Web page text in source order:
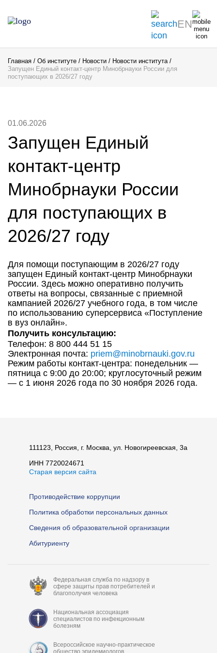
EN
Главная Об институте Новости
Новости института
Запущен Единый контакт-центр Минобрнауки России для
поступающих в 2026/27 году
01.06.2026
Запущен Единый
контакт-центр
Минобрнауки России
для поступающих в
2026/27 году
Для помощи поступающим в 2026/27 году
запущен Единый контакт-центр Минобрнауки
России. Здесь можно оперативно получить
ответы на вопросы, связанные с приемной
кампанией 2026/27 учебного года, в том числе
по использованию суперсервиса «Поступление
в вуз онлайн».
Получить консультацию:
Телефон: 8 800 444 51 15
Электронная почта: priem@minobrnauki.gov.ru
Режим работы контакт-центра: понедельник —
пятница с 9:00 до 20:00; круглосуточный режим
— с 1 июня 2026 года по 30 ноября 2026 года.
111123, Россия, г. Москва, ул. Новогиреевская, 3а
ИНН 7720024671
Старая версия сайта
Противодействие коррупции
Политика обработки персональных данных
Сведения об образовательной организации
Абитуриенту
Федеральная служба по надзору в
сфере защиты прав потребителей и
благополучия человека
Национальная ассоциация
специалистов по инфекционным
болезням
Всероссийское научно-практическое
общество эпидемиологов,